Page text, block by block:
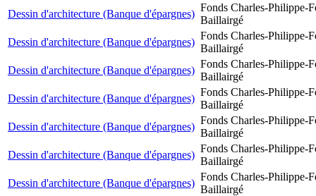
Dessin d'architecture (Banque d'épargnes)
Fonds Charles-Philippe-
Baillairgé
Dessin d'architecture (Banque d'épargnes)
Fonds Charles-Philippe-
Baillairgé
Dessin d'architecture (Banque d'épargnes)
Fonds Charles-Philippe-
Baillairgé
Dessin d'architecture (Banque d'épargnes)
Fonds Charles-Philippe-
Baillairgé
Dessin d'architecture (Banque d'épargnes)
Fonds Charles-Philippe-
Baillairgé
Dessin d'architecture (Banque d'épargnes)
Fonds Charles-Philippe-
Baillairgé
Dessin d'architecture (Banque d'épargnes)
Fonds Charles-Philippe-
Baillairgé